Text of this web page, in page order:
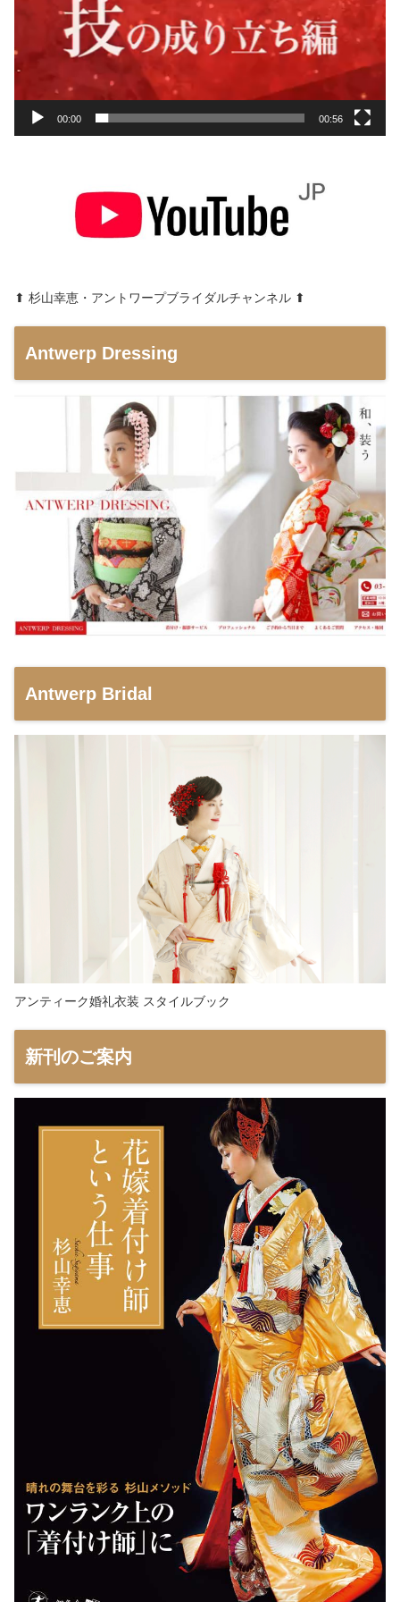
00:00 00:56
⬆︎ 杉山幸恵・アントワープブライダルチャンネル ⬆︎
Antwerp Dressing
Antwerp Bridal
アンティーク婚礼衣装 スタイルブック
新刊のご案内